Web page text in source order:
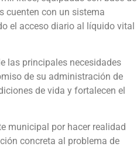
cuenten con un sistema
el acceso diario al líquido vital
las principales necesidades
de su administración de
de vida y fortalecen el
municipal por hacer realidad
concreta al problema de